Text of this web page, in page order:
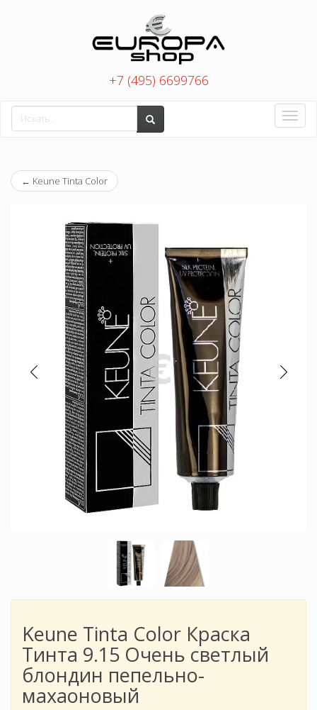
+7 (495) 6699766
Toggle
← Keune Tinta Color
Keune Tinta Color Краска
Тинта 9.15 Очень светлый
блондин пепельно-
махаоновый